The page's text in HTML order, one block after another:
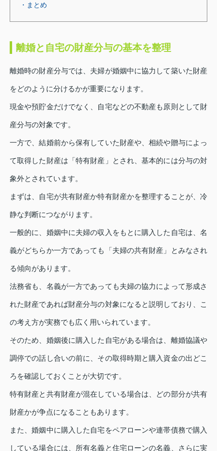
・まとめ
離婚と自宅の財産分与の基本を整理
離婚時の財産分与では、夫婦が婚姻中に協力して築いた財産
をどのように分けるかが重要になります。
現金や預貯金だけでなく、自宅などの不動産も原則として財
産分与の対象です。
一方で、結婚前から保有していた財産や、相続や贈与によっ
て取得した財産は「特有財産」とされ、基本的には分与の対
象外とされています。
まずは、自宅が共有財産か特有財産かを整理することが、冷
静な判断につながります。
一般的に、婚姻中に夫婦の収入をもとに購入した自宅は、名
義がどちらか一方であっても「夫婦の共有財産」とみなされ
る傾向があります。
法務省も、名義が一方であっても夫婦の協力によって形成さ
れた財産であれば財産分与の対象になると説明しており、こ
の考え方が実務でも広く用いられています。
そのため、婚姻後に購入した自宅がある場合は、離婚協議や
調停での話し合いの前に、その取得時期と購入資金の出どこ
ろを確認しておくことが大切です。
特有財産と共有財産が混在している場合は、どの部分が共有
財産かが争点になることもあります。
また、婚姻中に購入した自宅をペアローンや連帯債務で購入
している場合には、所有名義と住宅ローンの名義、さらに実